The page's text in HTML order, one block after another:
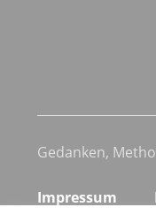
Gedanken,
Impressum